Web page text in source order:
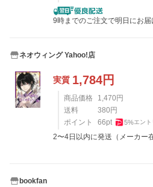
9時までのご注文で明日にお届
ネオウィング Yahoo!店
実質 1,784円
商品価格 1,470円
送料
380円
ポイント
66pt 5%エン
2〜4日以内に発送（メーカー
bookfan